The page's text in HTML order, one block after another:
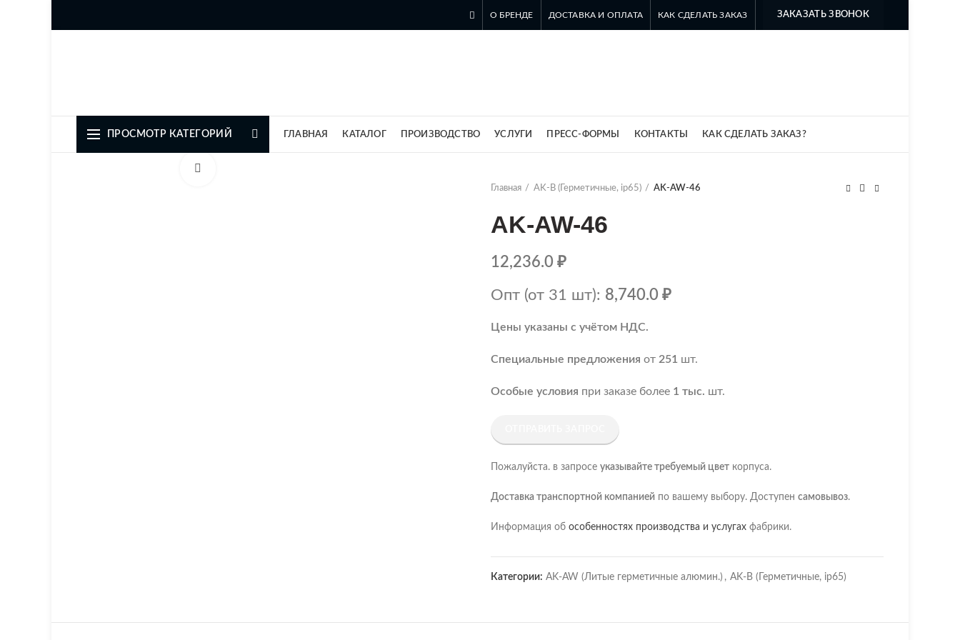
О БРЕНДЕ ДОСТАВКА И ОПЛАТА КАК СДЕЛАТЬ ЗАКАЗ ЗАКАЗАТЬ ЗВОНОК
ПРОСМОТР КАТЕГОРИЙ ГЛАВНАЯ КАТАЛОГ ПРОИЗВОДСТВО УСЛУГИ ПРЕСС-ФОРМЫ КОНТАКТЫ КАК СДЕЛАТЬ ЗАКАЗ?
Главная AK-B (Герметичные, ip65) AK-AW-46
AK-AW-46
12,236.0 ₽
Опт (от 31 шт): 8,740.0 ₽
Цены указаны с учётом НДС.
Специальные предложения от 251 шт.
Особые условия при заказе более 1 тыс. шт.
Пожалуйста. в запросе указывайте требуемый цвет корпуса.
Доставка транспортной компанией по вашему выбору. Доступен самовывоз.
Информация об особенностях производства и услугах фабрики.
Категории: AK-AW (Литые герметичные алюмин.) , AK-B (Герметичные, ip65)